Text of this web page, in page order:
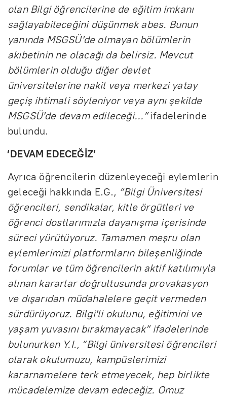
olan Bilgi öğrencilerine de eğitim imkanı
sağlayabileceğini düşünmek abes. Bunun
yanında MSGSÜ'de olmayan bölümlerin
akıbetinin ne olacağı da belirsiz. Mevcut
bölümlerin olduğu diğer devlet
üniversitelerine nakil veya merkezi yatay
geçiş ihtimali söyleniyor veya aynı şekilde
MSGSÜ'de devam edileceği…”ifadelerinde
bulundu.
‘DEVAM EDECEĞİZ’
Ayrıca öğrencilerin düzenleyeceği eylemlerin
geleceği hakkında E.G., “Bilgi Üniversitesi
öğrencileri, sendikalar, kitle örgütleri ve
öğrenci dostlarımızla dayanışma içerisinde
süreci yürütüyoruz. Tamamen meşru olan
eylemlerimizi platformların bileşenliğinde
forumlar ve tüm öğrencilerin aktif katılımıyla
alınan kararlar doğrultusunda provakasyon
ve dışarıdan müdahalelere geçit vermeden
sürdürüyoruz. Bilgi'li okulunu, eğitimini ve
yaşam yuvasını bırakmayacak” ifadelerinde
bulunurken Y.I., “Bilgi üniversitesi öğrencileri
olarak okulumuzu, kampüslerimizi
kararnamelere terk etmeyecek, hep birlikte
mücadelemize devam edeceğiz. Omuz